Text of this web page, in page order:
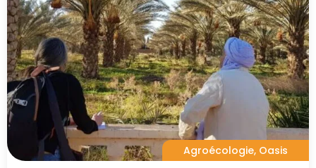
Agroécologie, Oasis